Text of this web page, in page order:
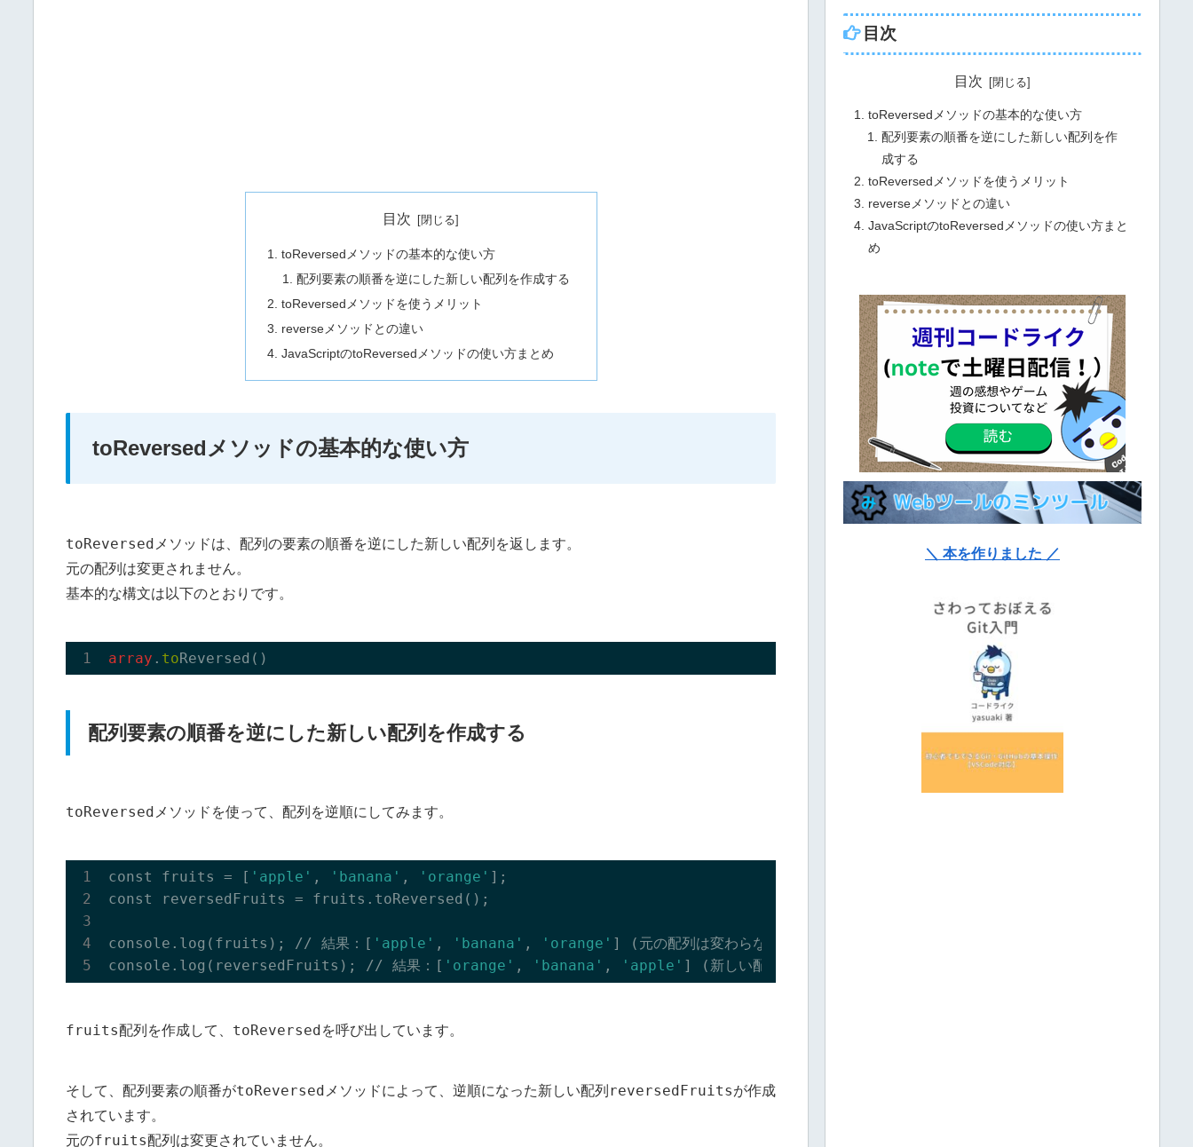
目次
toReversedメソッドの基本的な使い方
配列要素の順番を逆にした新しい配列を作成する
toReversedメソッドを使うメリット
reverseメソッドとの違い
JavaScriptのtoReversedメソッドの使い方まとめ
toReversedメソッドの基本的な使い方
toReversed メソッドは、配列の要素の順番を逆にした新しい配列を返します。
元の配列は変更されません。
基本的な構文は以下のとおりです。
array . toReversed()
配列要素の順番を逆にした新しい配列を作成する
toReversed メソッドを使って、配列を逆順にしてみます。
const fruits = [ 'apple' , 'banana' , 'orange' ];
const reversedFruits = fruits.toReversed();
console.log(fruits); // 結果：[ 'apple' , 'banana' , 'orange' ] (元の配列は変わらない)
console.log(reversedFruits); // 結果：[ 'orange' , 'banana' , 'apple'
fruits配列を作成して、 toReversedを呼び出しています。
そして、配列要素の順番がtoReversed メソッドによって、逆順になった新しい配列 reversedFruitsが作成
されています。
元のfruits配列は変更されていません。
目次
目次
toReversedメソッドの基本的な使い方
配列要素の順番を逆にした新しい配列を作
成する
toReversedメソッドを使うメリット
reverseメソッドとの違い
JavaScriptのtoReversedメソッドの使い方まと
め
＼ 本を作りました ／